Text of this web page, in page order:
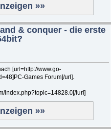
»»
& conquer - die erste
[url=http://www.go-
Games Forum[/url].
index.php?topic=14828.0[/iurl]
»»